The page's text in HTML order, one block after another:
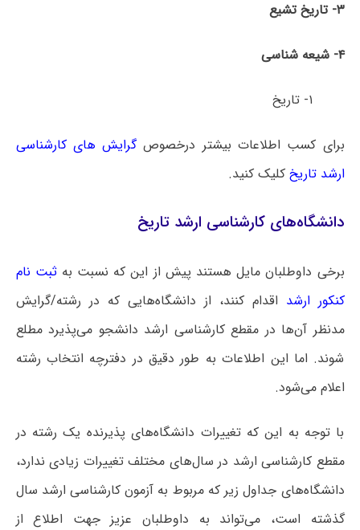
۳- تاریخ تشیع
۴- شیعه شناسی
۱- تاریخ
برای کسب اطلاعات بیشتر درخصوصگرایش های کارشناسی
ارشد تاریخ کلیک کنید.
دانشگاه‌های کارشناسی ارشد تاریخ
برخی داوطلبان مایل هستند پیش از این که نسبت به ثبت نام
کنکور ارشد اقدام کنند، از دانشگاه‌هایی که در رشته/گرایش
مدنظر آن‌ها در مقطع کارشناسی ارشد دانشجو می‌پذیرد مطلع
شوند. اما این اطلاعات به طور دقیق در دفترچه انتخاب رشته
اعلام می‌شود.
با توجه به این که تغییرات دانشگاه‌های پذیرنده یک رشته در
مقطع کارشناسی ارشد در سال‌های مختلف تغییرات زیادی ندارد،
دانشگاه‌های جداول زیر که مربوط به آزمون کارشناسی ارشد سال
گذشته است، می‌تواند به داوطلبان عزیز جهت اطلاع از